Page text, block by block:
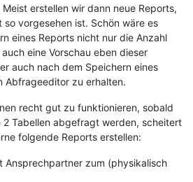
erstellen wir dann neue Reports,
vorgesehen ist. Schön wäre es
eines Reports nicht nur die Anzahl
eine Vorschau eben dieser
auch nach dem Speichern eines
Abfrageeditor zu erhalten.
recht gut zu funktionieren, sobald
2 Tabellen abgefragt werden, scheitert
folgende Reports erstellen:
Ansprechpartner zum (physikalisch